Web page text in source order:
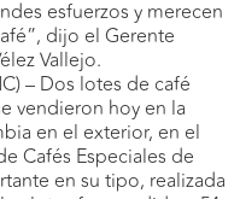
esfuerzos y merecen
dijo el Gerente
Vallejo.
– Dos lotes de café
vendieron hoy en la
en el exterior, en el
Cafés Especiales de
en su tipo, realizada